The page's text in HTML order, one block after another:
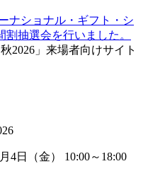
ナショナル・ギフト・シ
割抽選会を行いました。
2026」来場者向けサイト
4日（金） 10:00～18:00